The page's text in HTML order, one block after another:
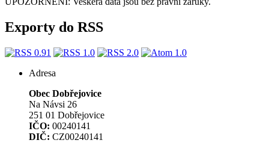
Exporty do RSS
Adresa
Obec Dobřejovice
Na Návsi 26
251 01 Dobřejovice
IČO: 00240141
DIČ: CZ00240141